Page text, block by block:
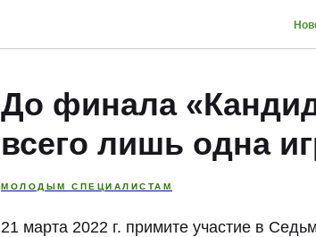
До финала
всего лишь одна
МОЛОДЫМ СПЕЦИАЛИСТАМ
21 марта 2022 г. примите участие в